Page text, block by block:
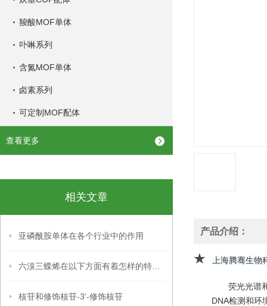
羧酸MOF单体
卟啉系列
含氮MOF单体
卤素系列
可定制MOF配体
查看更多
相关文章
亚磷酰胺单体在各个行业中的作用
核苷和修饰核苷-3'-修饰核苷
产品介绍：
★ 上海腾骞生物
荧光光谱
DNA检测和环